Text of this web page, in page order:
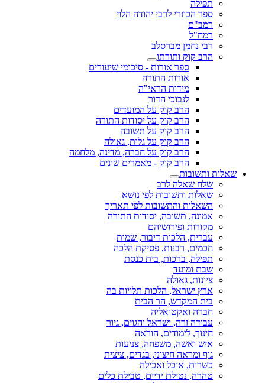
תפילה
ספר הכוזרי לרבי יהודה הלוי
רמב"ם
רמח"ל
רבי נחמן מברסלב
הרב קוק ותורתו
ספר אורות - סיכומי שיעורים
אורות התורה
מידות הראי"ה
לנבוכי הדור
הרב קוק על המועדים
הרב קוק על יסודות התורה
הרב קוק על תשובה
הרב קוק על גלות, גאולה
הרב קוק על חברה, מדינה, מלחמה
הרב קוק - מאמרים שונים
שאלות ותשובות
שלח שאלה לרב
שאלות ותשובות לפי נושא
השאלות והתשובות לפי תאריך
אמונה, תשובה, יסודות התורה
מקורות ופירושיהם
עברית, הלכות דיבור, שמות
חכמים, רבנות, פסיקת הלכה
תפילה, ברכות, בית כנסת
שבת ומועד
ציונות, גאולה
ארץ ישראל, הלכות תלויות בה
בית המקדש, הר הבית
חברה ואקטואליה
עבודה זרה, ישראל והגוים, גיור
חינוך, לימודים, הוראה
איש ואשה, משפחה, צניעות
גוף ומראה חיצוני, בגדים, ציצית
כשרות, אוכל ואכילה
טהרה, נטילת ידיים, טבילת כלים